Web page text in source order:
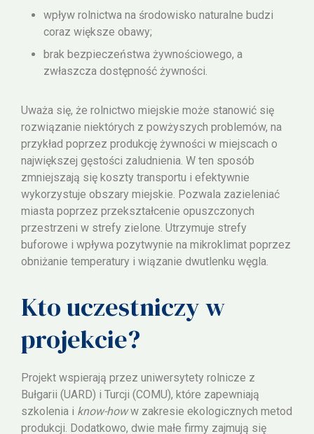
wpływ rolnictwa na środowisko naturalne budzi
coraz większe obawy;
brak bezpieczeństwa żywnościowego, a
zwłaszcza dostępność żywności.
Uważa się, że rolnictwo miejskie może stanowić się
rozwiązanie niektórych z powżyszych problemów, na
przykład poprzez produkcję żywności w miejscach o
największej gęstości zaludnienia. W ten sposób
zmniejszają się koszty transportu i efektywnie
wykorzystuje obszary miejskie. Pozwala zazieleniać
miasta poprzez przekształcenie opuszczonych
przestrzeni w strefy zielone. Utrzymuje strefy
buforowe i wpływa pozytwynie na mikroklimat poprzez
obniżanie temperatury i wiązanie dwutlenku węgla.
Kto uczestniczy w
projekcie?
Projekt wspierają przez uniwersytety rolnicze z
Bułgarii (UARD) i Turcji (COMU), które zapewniają
szkolenia i know-howw zakresie ekologicznych metod
produkcji. Dodatkowo, dwie małe firmy zajmują się